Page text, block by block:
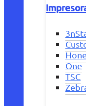
One
TSC